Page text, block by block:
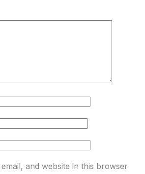
and website in this browser